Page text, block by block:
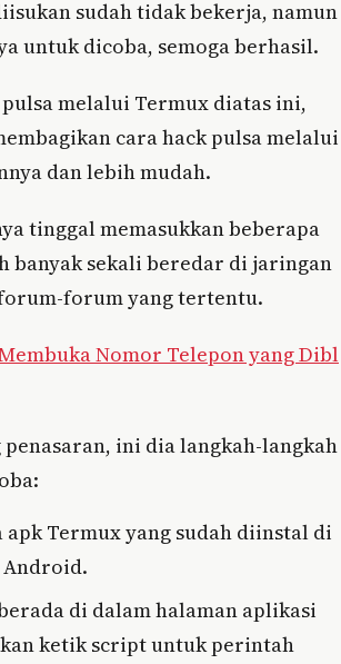
sudah tidak bekerja, namun
untuk dicoba, semoga berhasil.
melalui Termux diatas ini,
cara hack pulsa melalui
dan lebih mudah.
tinggal memasukkan beberapa
banyak sekali beredar di jaringan
forum yang tertentu.
Nomor Telepon yang Dibl
penasaran, ini dia langkah-langkah
apk Termux yang sudah diinstal di
Android.
di dalam halaman aplikasi
ketik script untuk perintah